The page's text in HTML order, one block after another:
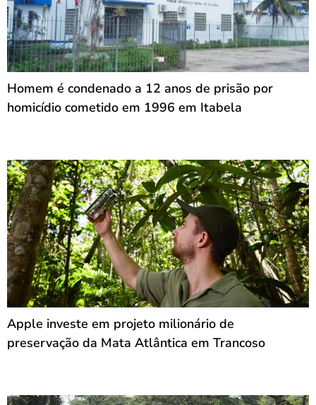
Homem é condenado a 12 anos de prisão por
homicídio cometido em 1996 em Itabela
Apple investe em projeto milionário de
preservação da Mata Atlântica em Trancoso